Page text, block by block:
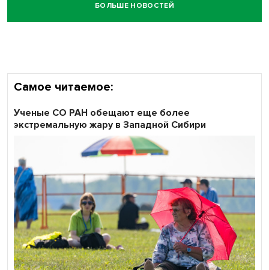
БОЛЬШЕ НОВОСТЕЙ
Самое читаемое:
Ученые СО РАН обещают еще более
экстремальную жару в Западной Сибири